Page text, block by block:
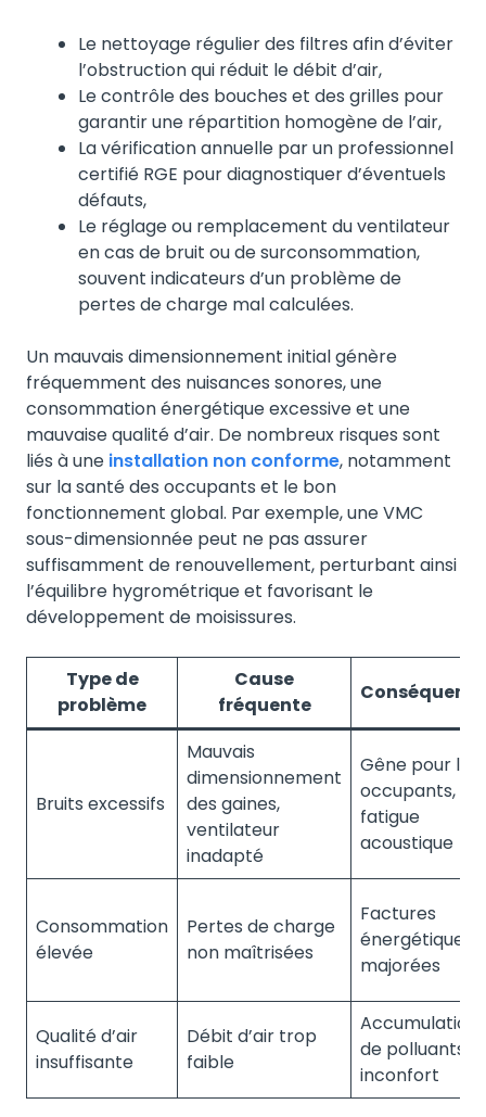
Le nettoyage régulier des filtres afin d’éviter
l’obstruction qui réduit le débit d’air,
Le contrôle des bouches et des grilles pour
garantir une répartition homogène de l’air,
La vérification annuelle par un professionnel
certifié RGE pour diagnostiquer d’éventuels
défauts,
Le réglage ou remplacement du ventilateur
en cas de bruit ou de surconsommation,
souvent indicateurs d’un problème de
pertes de charge mal calculées.
Un mauvais dimensionnement initial génère
fréquemment des nuisances sonores, une
consommation énergétique excessive et une
mauvaise qualité d’air. De nombreux risques sont
liés à une installation non conforme, notamment
sur la santé des occupants et le bon
fonctionnement global. Par exemple, une VMC
sous-dimensionnée peut ne pas assurer
suffisamment de renouvellement, perturbant ainsi
l’équilibre hygrométrique et favorisant le
développement de moisissures.
Type de
problème
Cause
fréquente
Bruits excessifs
Mauvais
dimensionnement
des gaines,
ventilateur
inadapté
Gêne pour les
occupants,
fatigue
acoustique
Consommation
élevée
Pertes de charge
non maîtrisées
Factures
énergétiques
majorées
Qualité d’air
insuffisante
Débit d’air trop
faible
Accumulation
de polluants,
inconfort